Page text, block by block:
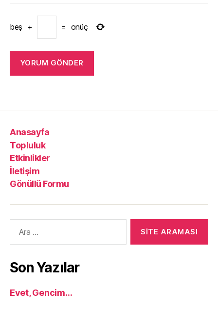
beş + = onüç
Anasayfa
Topluluk
Etkinlikler
İletişim
Gönüllü Formu
yap:
Son Yazılar
Evet, Gencim…